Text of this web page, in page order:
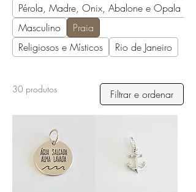
Pérola, Madre, Onix, Abalone e Opala
Masculino
Praia
Religiosos e Místicos
Rio de Janeiro
30 produtos Filtrar e ordenar